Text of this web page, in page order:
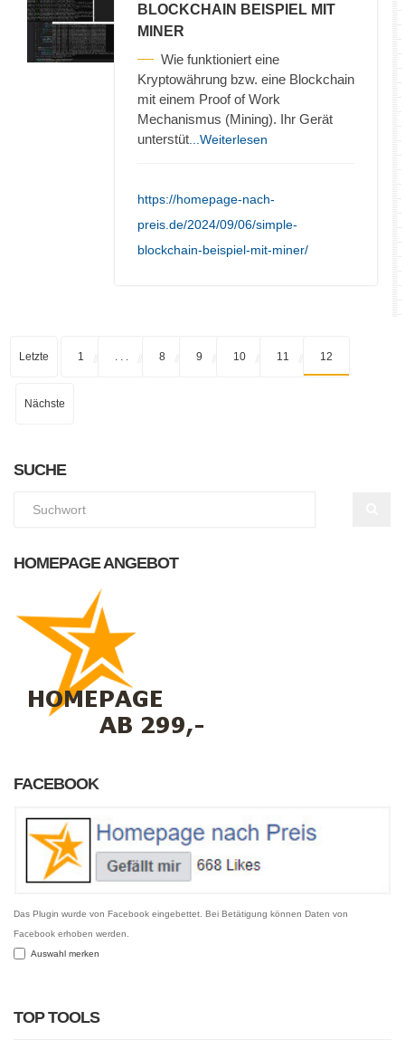
BLOCKCHAIN BEISPIEL MIT
MINER
Wie funktioniert eine
Kryptowährung bzw. eine Blockchain
mit einem Proof of Work
Mechanismus (Mining). Ihr Gerät
unterstüt ...Weiterlesen
https://homepage-nach-
preis.de/2024/09/06/simple-
blockchain-beispiel-mit-miner/
Letzte 1 8 9 10 11 12
Nächste
SUCHE
HOMEPAGE ANGEBOT
FACEBOOK
Das Plugin wurde von Facebook eingebettet. Bei Betätigung können Daten von
Facebook erhoben werden.
Auswahl merken
TOP TOOLS